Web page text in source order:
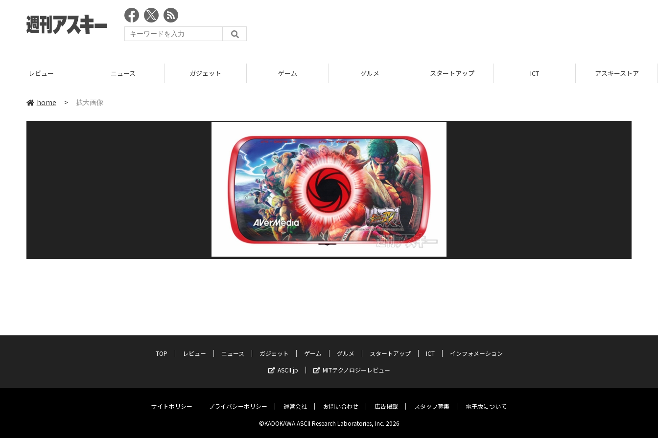
レビュー ニュース ガジェット ゲーム グルメ スタートアップ ICT アスキーストア
home > 拡大画像
TOP レビュー ニュース ガジェット ゲーム グルメ スタートアップ ICT
インフォメーション
ASCII.jp
MITテクノロジーレビュー
サイトポリシー プライバシーポリシー 運営会社 お問い合わせ 広告掲載 スタッフ募集 電子版について
©KADOKAWA ASCII Research Laboratories, Inc. 2026